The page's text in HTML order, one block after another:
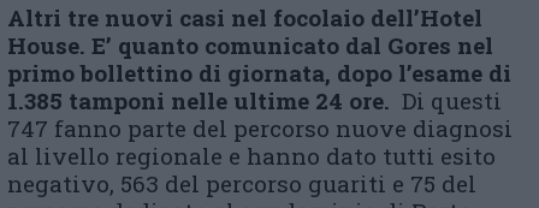
Altri tre nuovi casi nel focolaio dell’Hotel
House. E’ quanto comunicato dal Gores nel
primo bollettino di giornata, dopo l’esame di
1.385 tamponi nelle ultime 24 ore. Di questi
747 fanno parte del percorso nuove diagnosi
al livello regionale e hanno dato tutti esito
negativo, 563 del percorso guariti e 75 del